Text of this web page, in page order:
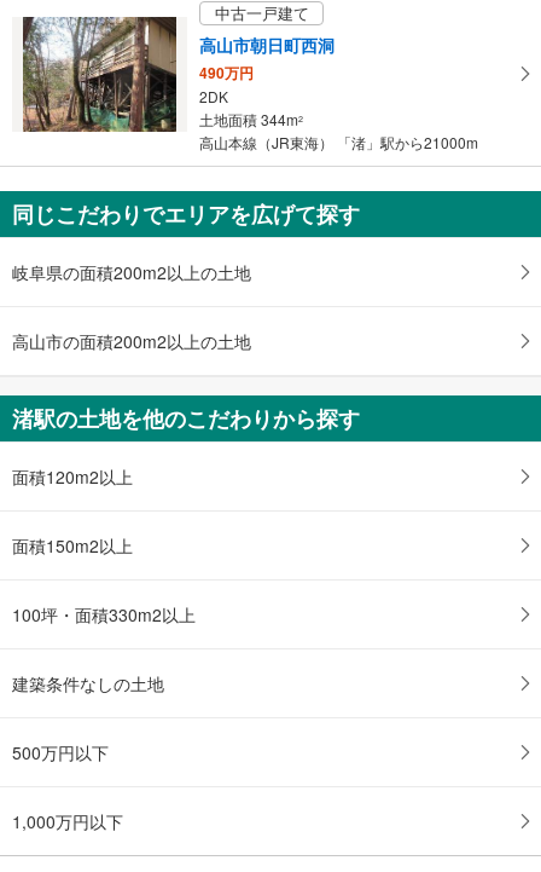
け
取
る
・
条
マ
イ
ペ
ー
に
存
す
る
中古一戸建て
高山市朝日町西洞
490万円
2DK
土地面積 344m2
高山本線（JR東海） 「渚」駅から21000m
同じこだわりでエリアを広げて探す
岐阜県の面積200m2以上の土地
高山市の面積200m2以上の土地
渚駅の土地を他のこだわりから探す
面積120m2以上
面積150m2以上
100坪・面積330m2以上
建築条件なしの土地
500万円以下
1,000万円以下